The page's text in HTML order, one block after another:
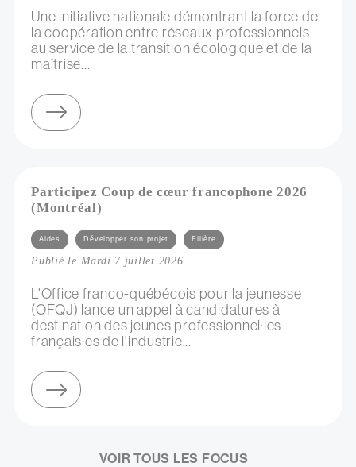
Une initiative nationale démontrant la force de
la coopération entre réseaux professionnels
au service de la transition écologique et de la
maîtrise...
Participez Coup de cœur francophone 2026
(Montréal)
Catégories
Aides Développer son projet Filière
Publié le Mardi 7 juillet 2026
L'Office franco-québécois pour la jeunesse
(OFQJ) lance un appel à candidatures à
destination des jeunes professionnel·les
français·es de l'industrie...
VOIR TOUS LES FOCUS